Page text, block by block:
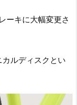
ーキに大幅変更さ
ルディスクとい